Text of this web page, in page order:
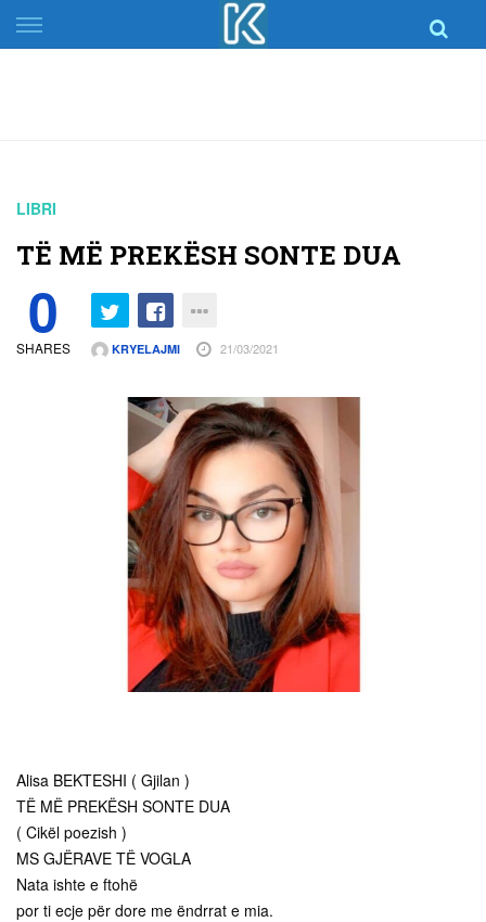
Skip
to
LIBRI
TË MË PREKËSH SONTE DUA
0
SHARES KRYELAJMI 21/03/2021
Alisa BEKTESHI ( Gjilan )
TË MË PREKËSH SONTE DUA
( Cikël poezish )
MS GJËRAVE TË VOGLA
Nata ishte e ftohë
por ti ecje për dore me ëndrrat e mia.